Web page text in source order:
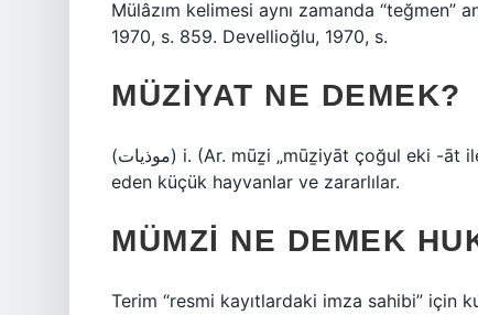
Mülâzım kelimesi aynı zamanda “teğmen”
1970, s. 859. Devellioğlu, 1970, s.
MÜZIYAT NE DEMEK?
(ﻣﻮﺫﻳﺎﺕ) i. (Ar. mūẕі „mūẕiyāt çoğul eki -āt ile, “işkence”den) pireler, sivrisinekler vb. insanları rahatsız
eden küçük hayvanlar ve zararlılar.
MÜMZI NE DEMEK
Terim “resmi kayıtlardaki imza sahibi” için